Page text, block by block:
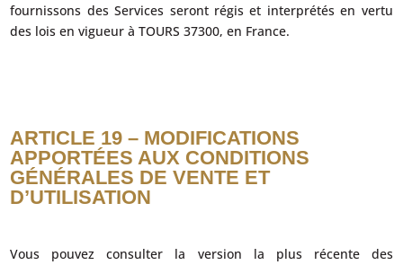
fournissons des Services seront régis et interprétés en vertu
des lois en vigueur à TOURS 37300, en France.
ARTICLE 19 – MODIFICATIONS
APPORTÉES AUX CONDITIONS
GÉNÉRALES DE VENTE ET
D’UTILISATION
Vous pouvez consulter la version la plus récente des